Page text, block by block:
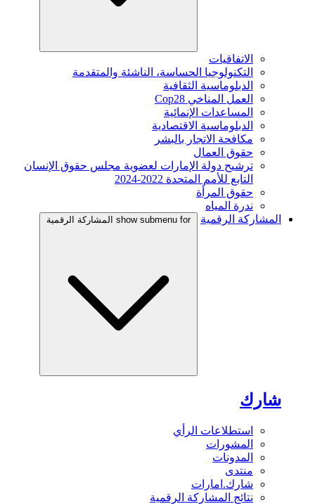
الاتفاقيات
التكنولوجيا الحساسة، الناشئة والمتقدمة
الدبلوماسية الثقافية
العمل المناخي Cop28
المساعدات الإنمائية
الدبلوماسية الاقتصادية
مكافحة الاتجار بالبشر
حقوق العمال
ترشيح دولة الإمارات لعضوية مجلس حقوق الإنسان
التابع للأمم المتحدة 2022-2024
حقوق المرأة
ندرة المياه
المشاركة الرقمية
show submenu for المشاركة الرقمية
شارك
استطلاعات الرأي
المشورات
المدونات
منتدى
شارك.امارات
نتائج المشاركة الرقمية